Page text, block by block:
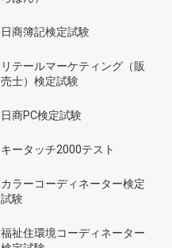
日商簿記検定試験
リテールマーケティング（販
売士）検定試験
日商PC検定試験
キータッチ2000テスト
カラーコーディネーター検定
試験
福祉住環境コーディネーター